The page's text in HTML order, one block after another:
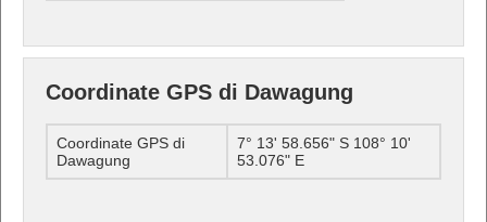
Coordinate GPS di Dawagung
Coordinate GPS di
Dawagung
7° 13' 58.656" S 108° 10'
53.076" E